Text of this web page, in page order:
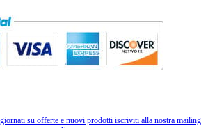
su offerte e nuovi prodotti iscriviti alla nostra mailing